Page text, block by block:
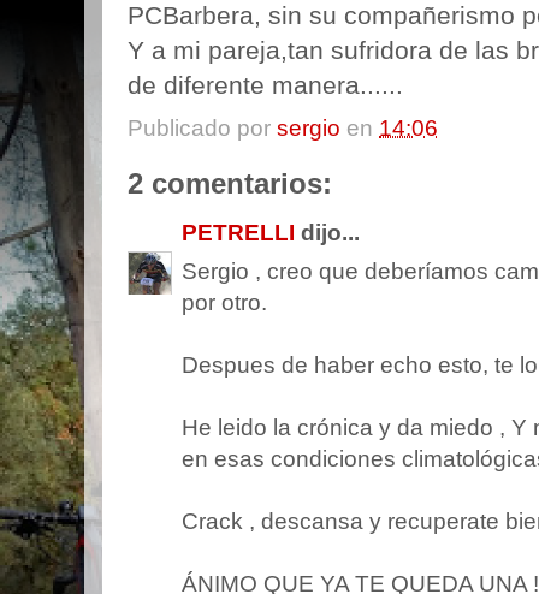
PCBarbera, sin su compañerismo
Y a mi pareja,tan sufridora de las
de diferente manera......
Publicado por sergio en 14:06
2 comentarios:
PETRELLI dijo...
Sergio , creo que deberíamos
por otro.
Despues de haber echo esto, te
He leido la crónica y da miedo ,
en esas condiciones
Crack , descansa y recuperate
ÁNIMO QUE YA TE QUEDA UNA